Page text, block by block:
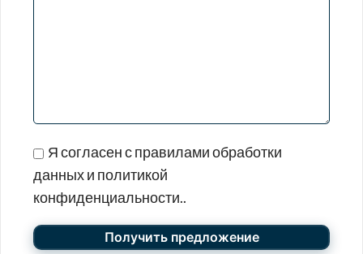
Я согласен с правилами обработки
данных и политикой
конфиденциальности..